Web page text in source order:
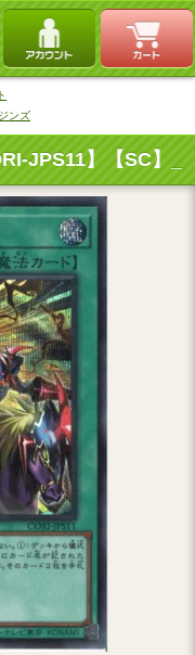
ンズ
JPS11】【SC】_